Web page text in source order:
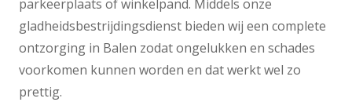
parkeerplaats of winkelpand. Middels onze
gladheidsbestrijdingsdienst bieden wij een complete
ontzorging in Balen zodat ongelukken en schades
voorkomen kunnen worden en dat werkt wel zo
prettig.